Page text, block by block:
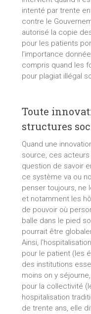
intenté par trente
contre le
autorisé la copie
pour les patients
l’importance
compris quand les
pour plagiat illégal
Toute
structures
Quand une
source, ces
question de savoir
ce système va ou
penser toujours, ne
et notamment les
de pouvoir où
balle dans le pied
pourrait être
Ainsi,
pour le patient (les
des institutions
moins on y
pour la collectivité
hospitalisation
de trente ans, elle